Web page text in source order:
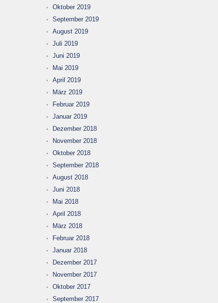
Oktober 2019
September 2019
August 2019
Juli 2019
Juni 2019
Mai 2019
April 2019
März 2019
Februar 2019
Januar 2019
Dezember 2018
November 2018
Oktober 2018
September 2018
August 2018
Juni 2018
Mai 2018
April 2018
März 2018
Februar 2018
Januar 2018
Dezember 2017
November 2017
Oktober 2017
September 2017